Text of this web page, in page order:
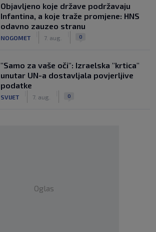
Objavljeno koje države podržavaju
Infantina, a koje traže promjene: HNS
odavno zauzeo stranu
NOGOMET 7. aug. 0
"Samo za vaše oči": Izraelska "krtica"
unutar UN-a dostavljala povjerljive
podatke
SVIJET 7. aug. 0
Oglas